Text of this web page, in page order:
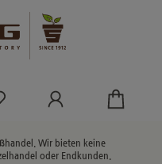
Du hast 0 Produkte
Wir bieten keine
oder Endkunden.